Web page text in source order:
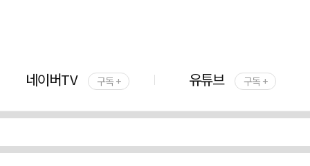
네이버TV 구독 + 유튜브 구독 +